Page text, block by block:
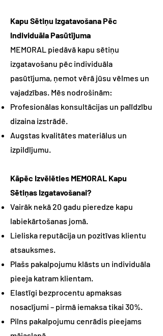
Kapu Sētiņu Izgatavošana Pēc
Individuāla Pasūtījuma
MEMORAL piedāvā kapu sētiņu
izgatavošanu pēc individuāla
pasūtījuma, ņemot vērā jūsu vēlmes un
vajadzības. Mēs nodrošinām:
Profesionālas konsultācijas un palīdzību
dizaina izstrādē.
Augstas kvalitātes materiālus un
izpildījumu.
Kāpēc Izvēlēties MEMORAL Kapu
Sētiņas Izgatavošanai?
Vairāk nekā 20 gadu pieredze kapu
labiekārtošanas jomā.
Lieliska reputācija un pozitīvas klientu
atsauksmes.
Plašs pakalpojumu klāsts un individuāla
pieeja katram klientam.
Elastīgi bezprocentu apmaksas
nosacījumi – pirmā iemaksa tikai 30%.
Pilns pakalpojumu cenrādis pieejams